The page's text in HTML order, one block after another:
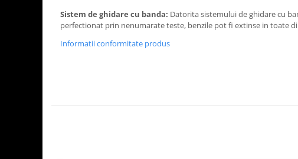
Sistem de ghidare cu banda: Datorita sistemului de ghidare cu
perfectionat prin nenumarate teste, benzile pot fi extinse in toate
Informatii conformitate produs